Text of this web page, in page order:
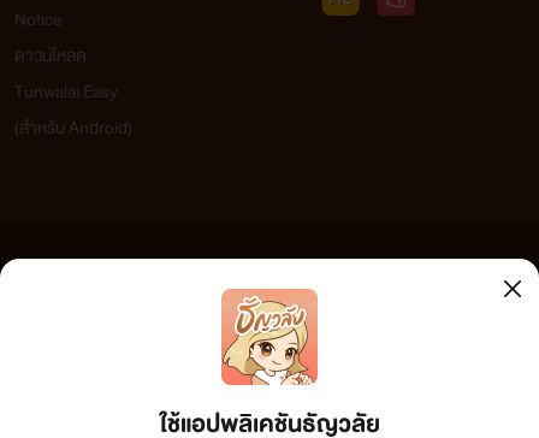
ใช้แอปพลิเคชันธัญวลัย
Notice
ดาวน์โหลด
Tunwalai Easy
(สำหรับ Android)
เว็บไซต์แห่งนี้ไม่ได้เห็นด้วยและไม่ขอรับผิดชอบต่อข้อความใดๆ ทั้งสิ้น ดังนั้นผู้อ่านทุกท่านโปรดใช้
วิจารณญาณในการกลั่นกรองด้วยตนเอง และหากท่านพบข้อความใดๆ ที่ขัดต่อกฎหมายและศีลธรรม
กรุณาแจ้งมาที่ tunwalai@ookbee.com เพื่อทีมงานจะได้ดำเนินการในทันที ทั้งนี้ ทางเว็บไซต์ขอสงวน
ลิขสิทธิ์ตามพระราชบัญญัติลิขสิทธิ์ (ฉบับเพิ่มเติม) พ.ศ.2558